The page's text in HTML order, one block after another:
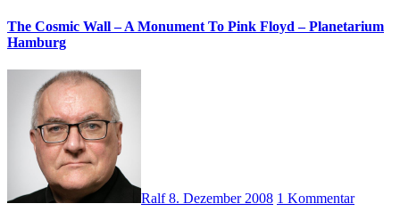
The Cosmic Wall – A Monument To Pink Floyd – Planetarium
Hamburg
Ralf8. Dezember 2008 1 Kommentar